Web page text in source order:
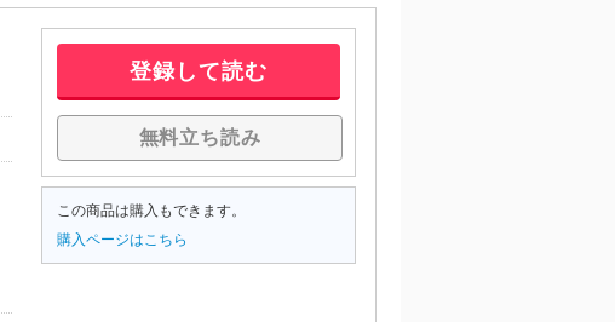
登録して読む
無料立ち読み
この商品は購入もできます。
購入ページはこちら